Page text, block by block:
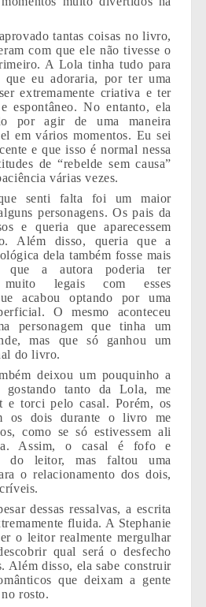
tantas coisas no livro,
com que ele não tivesse o
A Lola tinha tudo para
que eu adoraria, por ter uma
extremamente criativa e ter
espontâneo. No entanto, ela
por agir de uma maneira
em vários momentos. Eu sei
e que isso é normal nessa
de “rebelde sem causa”
várias vezes.
senti falta foi um maior
personagens. Os pais da
e queria que aparecessem
Além disso, queria que a
dela também fosse mais
que a autora poderia ter
muito legais com esses
acabou optando por uma
O mesmo aconteceu
personagem que tinha um
mas que só ganhou um
do livro.
deixou um pouquinho a
gostando tanto da Lola, me
e torci pelo casal. Porém, os
os dois durante o livro me
como se só estivessem ali
Assim, o casal é fofo e
do leitor, mas faltou uma
o relacionamento dos dois,
dessas ressalvas, a escrita
fluida. A Stephanie
o leitor realmente mergulhar
qual será o desfecho
Além disso, ela sabe construir
que deixam a gente
rosto.